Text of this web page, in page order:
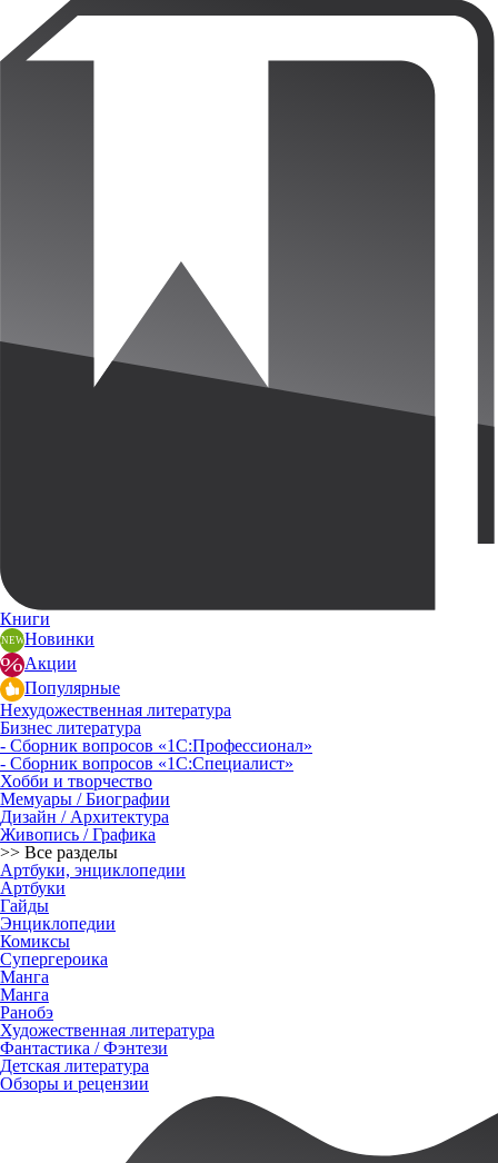
Книги
Новинки
Акции
Популярные
Нехудожественная литература
Бизнес литература
- Сборник вопросов «1С:Профессионал»
- Сборник вопросов «1С:Специалист»
Хобби и творчество
Мемуары / Биографии
Дизайн / Архитектура
Живопись / Графика
>> Все разделы
Артбуки, энциклопедии
Артбуки
Гайды
Энциклопедии
Комиксы
Супергероика
Манга
Манга
Ранобэ
Художественная литература
Фантастика / Фэнтези
Детская литература
Обзоры и рецензии